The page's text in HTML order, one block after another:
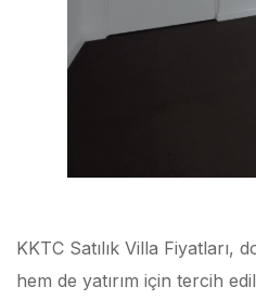
KKTC Satılık Villa
hem de yatırım için tercih